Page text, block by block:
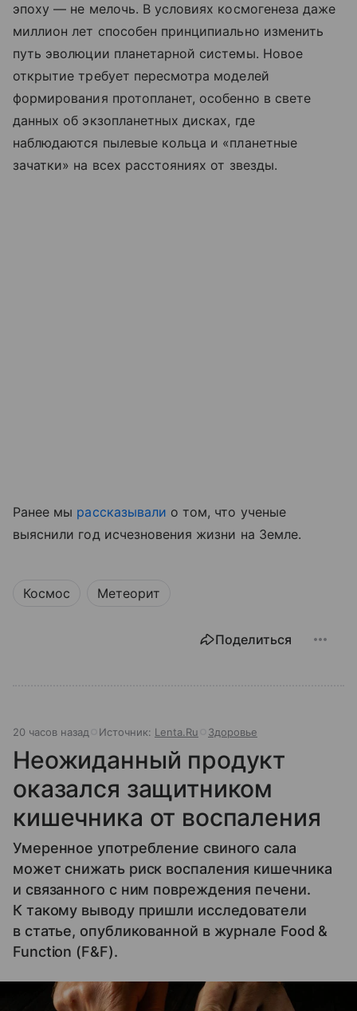
эпоху — не мелочь. В условиях космогенеза даже
миллион лет способен принципиально изменить
путь эволюции планетарной системы. Новое
открытие требует пересмотра моделей
формирования протопланет, особенно в свете
данных об экзопланетных дисках, где
наблюдаются пылевые кольца и «планетные
зачатки» на всех расстояниях от звезды.
Ранее мы рассказывали о том, что ученые
выяснили год исчезновения жизни на Земле.
Космос Метеорит
Поделиться
20 часов назад Источник: Lenta.Ru Здоровье
Неожиданный продукт
оказался защитником
кишечника от воспаления
Умеренное употребление свиного сала
может снижать риск воспаления кишечника
и связанного с ним повреждения печени.
К такому выводу пришли исследователи
в статье, опубликованной в журнале Food &
Function (F&F).